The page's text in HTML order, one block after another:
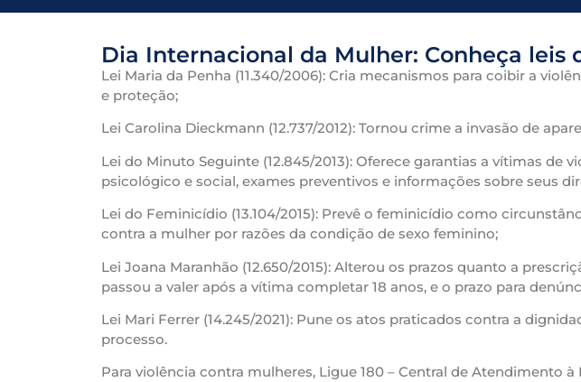
Dia Internacional da Mulher: Conheça
Lei Maria da Penha (11.340/2006): Cria mecanismos para coibir a
e proteção;
Lei Carolina Dieckmann (12.737/2012): Tornou crime a invasão de
Lei do Minuto Seguinte (12.845/2013): Oferece garantias a vítimas
psicológico e social, exames preventivos e informações sobre seus
Lei do Feminicídio (13.104/2015): Prevê o feminicídio como
contra a mulher por razões da condição de sexo feminino;
Lei Joana Maranhão (12.650/2015): Alterou os prazos quanto a
passou a valer após a vítima completar 18 anos, e o prazo para
Lei Mari Ferrer (14.245/2021): Pune os atos praticados contra a
processo.
Para violência contra mulheres, Ligue 180 – Central de Atendimento